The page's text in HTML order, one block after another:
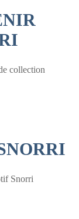
collection
Snorri